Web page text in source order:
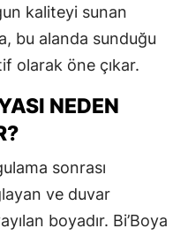
kaliteyi sunan
bu alanda sunduğu
olarak öne çıkar.
NEDEN
sonrası
ve duvar
boyadır. Bi’Boya